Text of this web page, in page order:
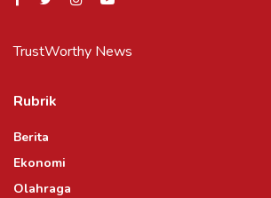
TrustWorthy News
Rubrik
Berita
Ekonomi
Olahraga